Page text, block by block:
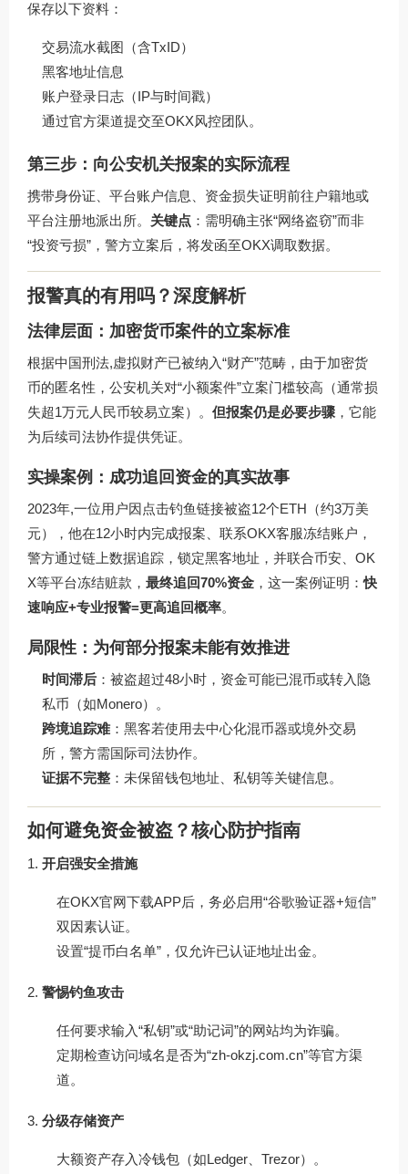
保存以下资料：
交易流水截图（含TxID）
黑客地址信息
账户登录日志（IP与时间戳）
通过官方渠道提交至OKX风控团队。
第三步：向公安机关报案的实际流程
携带身份证、平台账户信息、资金损失证明前往户籍地或
平台注册地派出所。 关键点 ：需明确主张“网络盗窃”而非
“投资亏损”，警方立案后，将发函至OKX调取数据。
报警真的有用吗？深度解析
法律层面：加密货币案件的立案标准
根据中国刑法,虚拟财产已被纳入“财产”范畴，由于加密货
币的匿名性，公安机关对“小额案件”立案门槛较高（通常损
失超1万元人民币较易立案）。 但报案仍是必要步骤 ，它能
为后续司法协作提供凭证。
实操案例：成功追回资金的真实故事
2023年,一位用户因点击钓鱼链接被盗12个ETH（约3万美
元），他在12小时内完成报案、联系OKX客服冻结账户，
警方通过链上数据追踪，锁定黑客地址，并联合币安、OK
X等平台冻结赃款， 最终追回70%资金 ，这一案例证明：快
速响应+专业报警=更高追回概率。
局限性：为何部分报案未能有效推进
时间滞后 ：被盗超过48小时，资金可能已混币或转入隐
私币（如Monero）。
跨境追踪难 ：黑客若使用去中心化混币器或境外交易
所，警方需国际司法协作。
证据不完整 ：未保留钱包地址、私钥等关键信息。
如何避免资金被盗？核心防护指南
开启强安全措施
在OKX官网下载APP后，务必启用“谷歌验证器+短信”
双因素认证。
设置“提币白名单”，仅允许已认证地址出金。
警惕钓鱼攻击
任何要求输入“私钥”或“助记词”的网站均为诈骗。
定期检查访问域名是否为“zh-okzj.com.cn”等官方渠
道。
分级存储资产
大额资产存入冷钱包（如Ledger、Trezor）。